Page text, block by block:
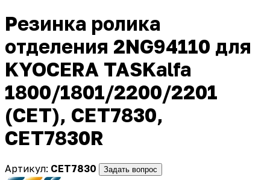
Резинка ролика
отделения 2NG94110 для
KYOCERA TASKalfa
1800/1801/2200/2201
(CET), CET7830,
CET7830R
Артикул: CET7830 Задать вопрос